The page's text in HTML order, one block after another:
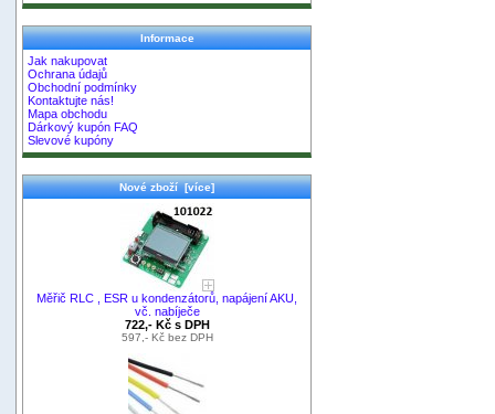
Informace
Jak nakupovat
Ochrana údajů
Obchodní podmínky
Kontaktujte nás!
Mapa obchodu
Dárkový kupón FAQ
Slevové kupóny
Nové zboží [více]
Měřič RLC , ESR u kondenzátorů, napájení AKU,
vč. nabíječe
722,- Kč s DPH
597,- Kč bez DPH